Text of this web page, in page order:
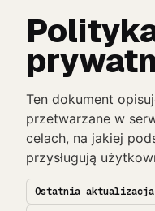
Ten dokument
przetwarzane w
celach, na jakiej
przysługują
Ostatnia